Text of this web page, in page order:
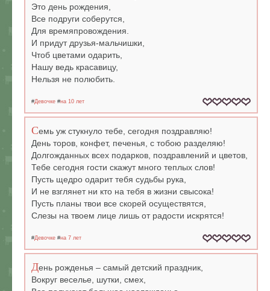
Это день рождения,
Все подруги соберутся,
Для времяпровождения.
И придут друзья-мальчишки,
Чтоб цветами одарить,
Нашу ведь красавицу,
Нельзя не полюбить.
#Девочке #на 10 лет
Семь уж стукнуло тебе, сегодня поздравляю!
День торов, конфет, печенья, с тобою разделяю!
Долгожданных всех подарков, поздравлений и цветов,
Тебе сегодня гости скажут много теплых слов!
Пусть щедро одарит тебя судьбы рука,
И не взглянет ни кто на тебя в жизни свысока!
Пусть планы твои все скорей осуществятся,
Слезы на твоем лице лишь от радости искрятся!
#Девочке #на 7 лет
День рожденья – самый детский праздник,
Вокруг веселье, шутки, смех,